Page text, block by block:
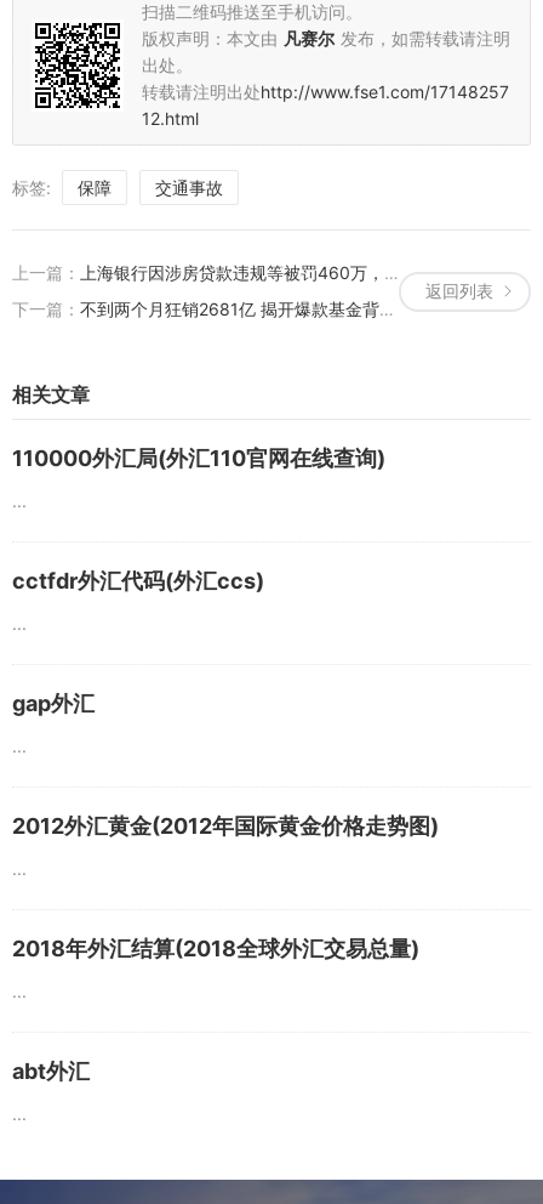
扫描二维码推送至手机访问。
版权声明：本文由 凡赛尔 发布，如需转载请注明
出处。
转载请注明出处http://www.fse1.com/17148257
12.html
标签: 保障 交通事故
返回列表
上一篇：
上海银行因涉房贷款违规等被罚460万，去年末房地产业不良贷款余额同比增幅超23倍
下一篇： 不到两个月狂销2681亿 揭开爆款基金背后的秘密
相关文章
110000外汇局(外汇110官网在线查询)
...
cctfdr外汇代码(外汇ccs)
...
gap外汇
...
2012外汇黄金(2012年国际黄金价格走势图)
...
2018年外汇结算(2018全球外汇交易总量)
...
abt外汇
...